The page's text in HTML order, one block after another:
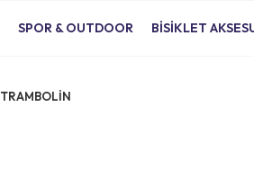
SPOR & OUTDOOR BİSİKLET
TRAMBOLİN